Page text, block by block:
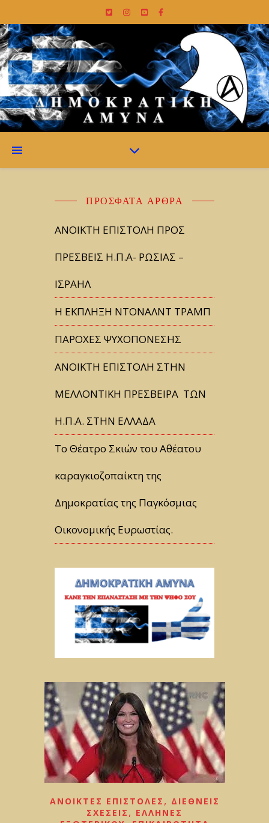
ΠΡΌΣΦΑΤΑ ΆΡΘΡΑ
ΑΝΟΙΚΤΗ ΕΠΙΣΤΟΛΗ ΠΡΟΣ
ΠΡΕΣΒΕΙΣ Η.Π.Α- ΡΩΣΙΑΣ –
ΙΣΡΑΗΛ
Η ΕΚΠΛΗΞΗ ΝΤΟΝΑΛΝΤ ΤΡΑΜΠ
ΠΑΡΟΧΕΣ ΨΥΧΟΠΟΝΕΣΗΣ
ΑΝΟΙΚΤΗ ΕΠΙΣΤΟΛΗ ΣΤΗΝ
ΜΕΛΛΟΝΤΙΚΗ ΠΡΕΣΒΕΙΡΑ ΤΩΝ
Η.Π.Α. ΣΤΗΝ ΕΛΛΑΔΑ
Tο Θέατρο Σκιών του Αθέατου
καραγκιοζοπαίκτη της
Δημοκρατίας της Παγκόσμιας
Οικονομικής Ευρωστίας.
ΑΝΟΙΚΤΕΣ ΕΠΙΣΤΟΛΕΣ , ΔΙΕΘΝΕΙΣ
ΣΧΕΣΕΙΣ , ΕΛΛΗΝΕΣ